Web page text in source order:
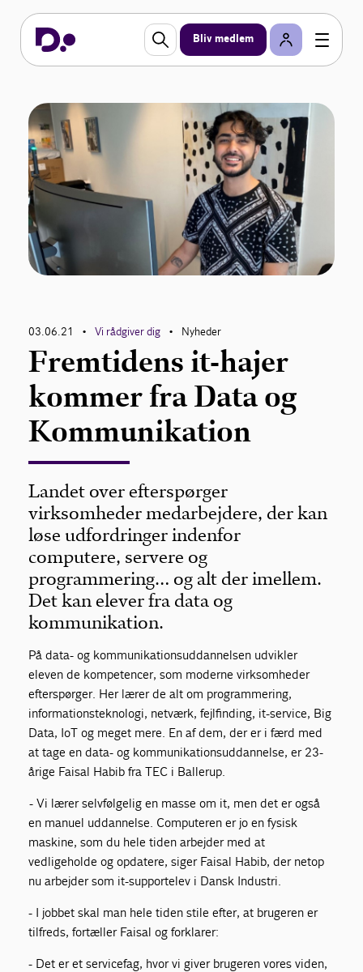
Bliv medlem
03.06.21 • Vi rådgiver dig • Nyheder
Fremtidens it-hajer
kommer fra Data og
Kommunikation
Landet over efterspørger
virksomheder medarbejdere, der kan
løse udfordringer indenfor
computere, servere og
programmering… og alt der imellem.
Det kan elever fra data og
kommunikation.
På data- og kommunikationsuddannelsen udvikler
eleven de kompetencer, som moderne virksomheder
efterspørger. Her lærer de alt om programmering,
informationsteknologi, netværk, fejlfinding, it-service, Big
Data, IoT og meget mere. En af dem, der er i færd med
at tage en data- og kommunikationsuddannelse, er 23-
årige Faisal Habib fra TEC i Ballerup.
- Vi lærer selvfølgelig en masse om it, men det er også
en manuel uddannelse. Computeren er jo en fysisk
maskine, som du hele tiden arbejder med at
vedligeholde og opdatere, siger Faisal Habib, der netop
nu arbejder som it-supportelev i Dansk Industri.
- I jobbet skal man hele tiden stile efter, at brugeren er
tilfreds, fortæller Faisal og forklarer:
- Det er et servicefag, hvor vi giver brugeren vores viden,